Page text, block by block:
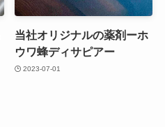
当社オリジナルの薬剤ーホ
ウワ蜂ディサピアー
2023-07-01